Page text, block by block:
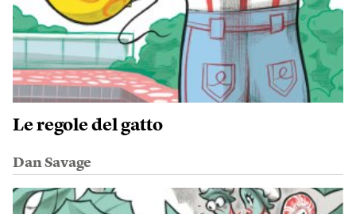
Le regole del gatto
Dan Savage